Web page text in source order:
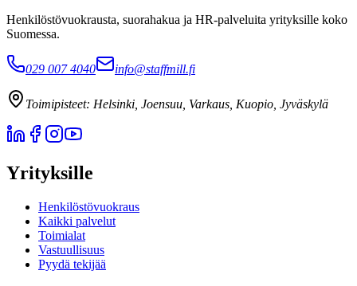
Henkilöstövuokrausta, suorahakua ja HR-palveluita yrityksille koko
Suomessa.
029 007 4040 info@staffmill.fi
Toimipisteet: Helsinki, Joensuu, Varkaus, Kuopio, Jyväskylä
Yrityksille
Henkilöstövuokraus
Kaikki palvelut
Toimialat
Vastuullisuus
Pyydä tekijää